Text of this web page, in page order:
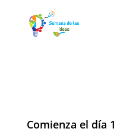
Comienza el día